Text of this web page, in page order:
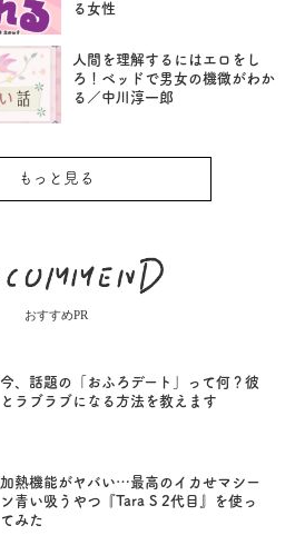
る女性
人間を理解するにはエロをし
ろ！ベッドで男女の機微がわか
る／中川淳一郎
もっと見る
おすすめPR
今、話題の「おふろデート」って何？彼
とラブラブになる方法を教えます
加熱機能がヤバい…最高のイカせマシー
ン青い吸うやつ『Tara S 2代目』を使っ
てみた